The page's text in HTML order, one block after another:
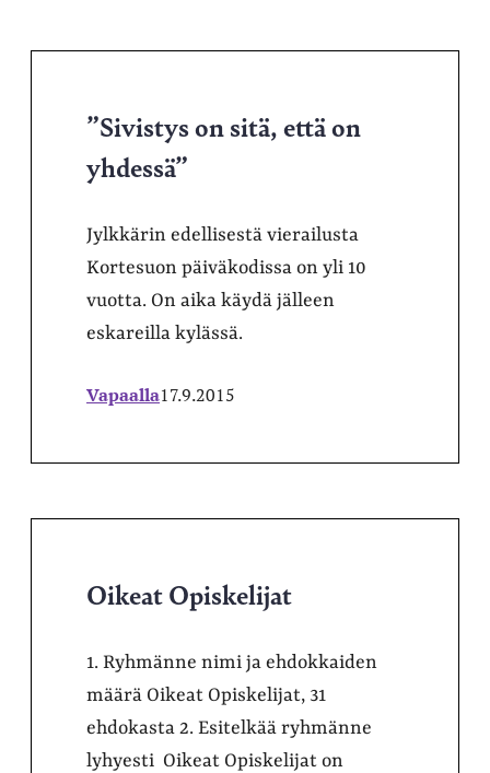
”Sivistys on sitä, että on
yhdessä”
Jylkkärin edellisestä vierailusta
Kortesuon päiväkodissa on yli 10
vuotta. On aika käydä jälleen
eskareilla kylässä.
Vapaalla17.9.2015
Oikeat Opiskelijat
1. Ryhmänne nimi ja ehdokkaiden
määrä Oikeat Opiskelijat, 31
ehdokasta 2. Esitelkää ryhmänne
lyhyesti Oikeat Opiskelijat on